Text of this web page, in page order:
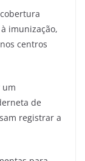
imunização,
centros
um
de
registrar a